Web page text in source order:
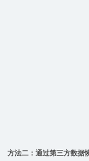
方法二 ：通过第三方数据